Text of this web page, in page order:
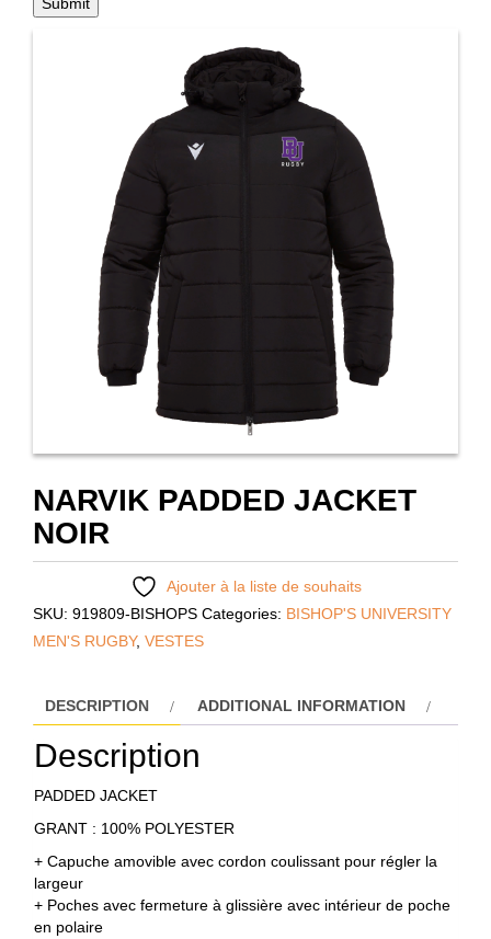
NARVIK PADDED JACKET
NOIR
Ajouter à la liste de souhaits
SKU: 919809-BISHOPS Categories: BISHOP'S UNIVERSITY
MEN'S RUGBY, VESTES
DESCRIPTION ADDITIONAL INFORMATION
Description
PADDED JACKET
GRANT : 100% POLYESTER
+ Capuche amovible avec cordon coulissant pour régler la
largeur
+ Poches avec fermeture à glissière avec intérieur de poche
en polaire